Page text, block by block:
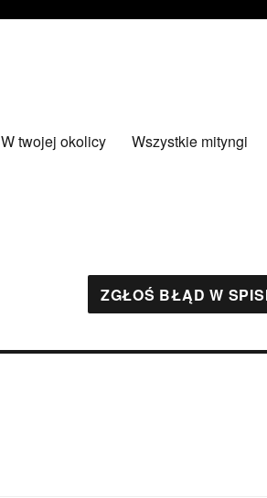
W twojej okolicy Wszystkie mityngi
ZGŁOŚ BŁĄD W